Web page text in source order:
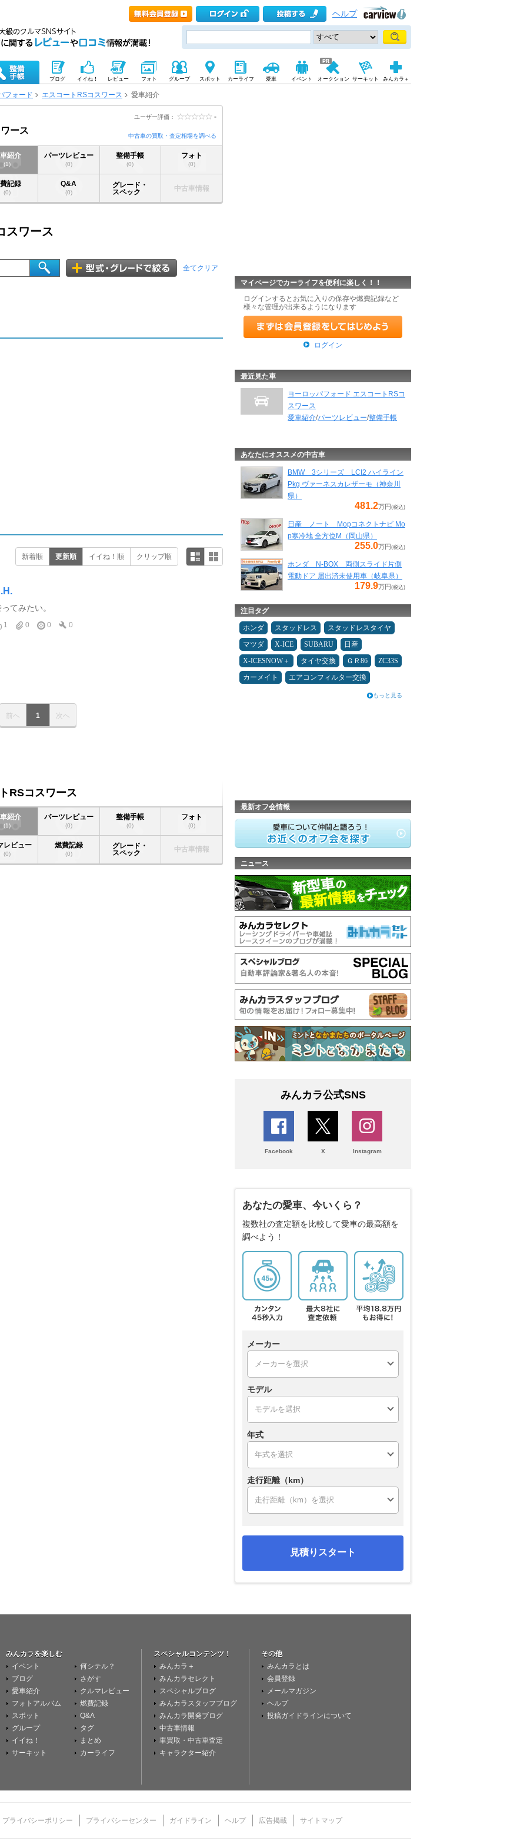
ヘルプ
ブログ イイね！ レビュー フォト グループ スポット カーライフ 愛車 イベント オークション サーキット みんカラ＋
フォード エスコートRSコスワース 愛車紹介
ユーザー評価： -
ース
中古車の買取・査定相場を調べる
紹介
(1)
パーツレビュー
(0)
整備手帳
(0)
フォト
(0)
記録
(0)
Q&A
(0)
グレード・
スペック
中古車情報
スワース
全てクリア
新着順 更新順 イイね！順 クリップ順
てみたい。
1 0 0 0
前へ 1 次へ
RSコスワース
紹介
(1)
パーツレビュー
(0)
整備手帳
(0)
フォト
(0)
レビュー
(0)
燃費記録
(0)
グレード・
スペック
中古車情報
マイページでカーライフを便利に楽しく！！
ログインするとお気に入りの保存や燃費記録など
様々な管理が出来るようになります
ログイン
最近見た車
ヨーロッパフォード エスコートRSコ
スワース
愛車紹介/パーツレビュー/整備手帳
あなたにオススメの中古車
BMW 3シリーズ LCI2 ハイライン
Pkg ヴァーネスカレザーモ（神奈川
県）
481.2万円(税込)
日産 ノート Mopコネクトナビ Mo
p寒冷地 全方位M（岡山県）
255.0万円(税込)
ホンダ N-BOX 両側スライド片側
電動ドア 届出済未使用車（岐阜県）
179.9万円(税込)
注目タグ
ホンダ スタッドレス
スタッドレスタイヤ
マツダ
X-ICE SUBARU
日産
X-ICESNOW＋
タイヤ交換 ＧＲ86
ZC33S
カーメイト
エアコンフィルター交換
もっと見る
最新オフ会情報
ニュース
みんカラ公式SNS
Facebook X Instagram
あなたの愛車、今いくら？
複数社の査定額を比較して愛車の最高額を
調べよう！
メーカー
モデル
年式
走行距離（km）
見積りスタート
みんカラを楽しむ
イベント
ブログ
愛車紹介
フォトアルバム
スポット
グループ
イイね！
サーキット
何シテル？
さがす
クルマレビュー
燃費記録
Q&A
タグ
まとめ
カーライフ
スペシャルコンテンツ！
みんカラ＋
みんカラセレクト
スペシャルブログ
みんカラスタッフブログ
みんカラ開発ブログ
中古車情報
車買取・中古車査定
キャラクター紹介
その他
みんカラとは
会員登録
メールマガジン
ヘルプ
投稿ガイドラインについて
プライバシーポリシー プライバシーセンター ガイドライン ヘルプ 広告掲載 サイトマップ